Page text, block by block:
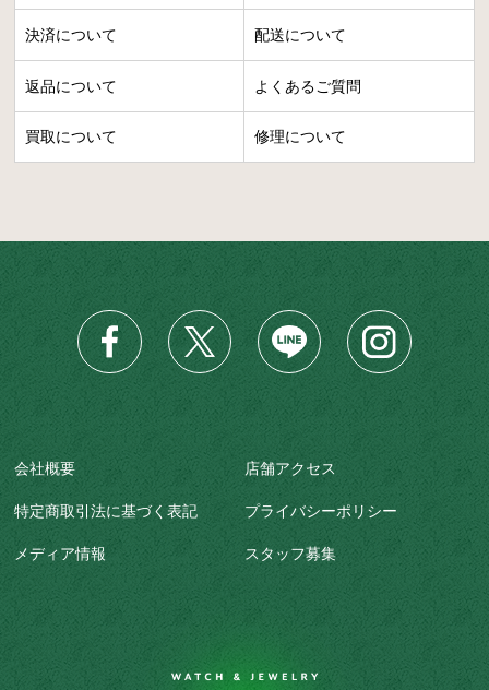
決済について 配送について
返品について よくあるご質問
買取について 修理について
会社概要 店舗アクセス
特定商取引法に基づく表記 プライバシーポリシー
メディア情報 スタッフ募集